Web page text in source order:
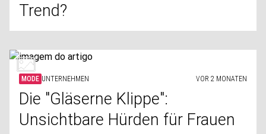
Trend?
MODE UNTERNEHMEN VOR 2 MONATEN
Die "Gläserne Klippe":
Unsichtbare Hürden für Frauen